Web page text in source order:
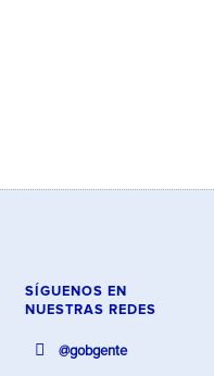
SÍGUENOS EN
NUESTRAS REDES
@gobgente